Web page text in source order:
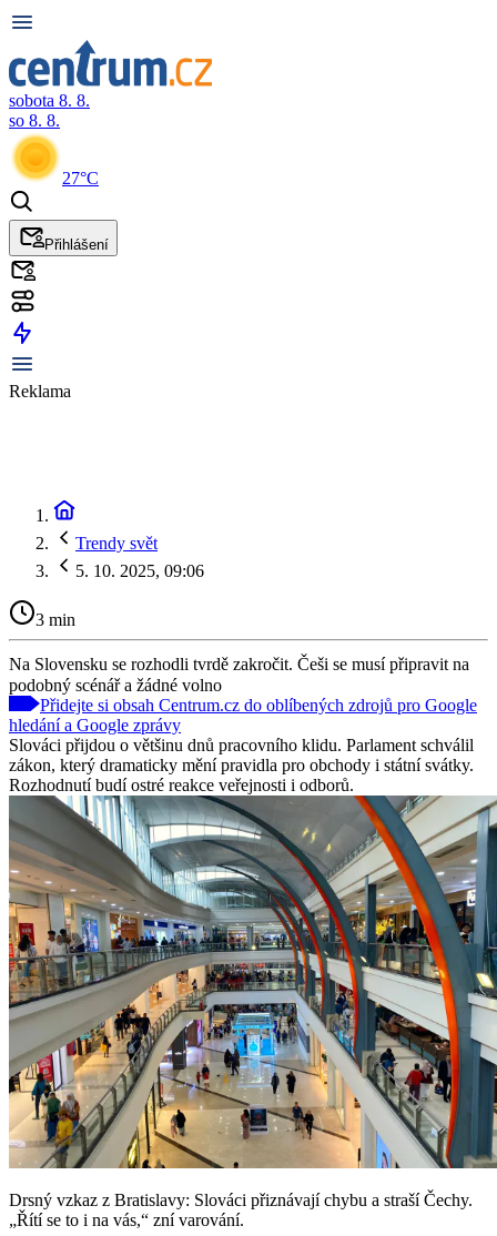
sobota 8. 8.
so 8. 8.
27°C
Přihlášení
Reklama
Trendy svět
5. 10. 2025, 09:06
3 min
Na Slovensku se rozhodli tvrdě zakročit. Češi se musí připravit na
podobný scénář a žádné volno
Přidejte si obsah Centrum.cz do oblíbených zdrojů pro Google
hledání a Google zprávy
Slováci přijdou o většinu dnů pracovního klidu. Parlament schválil
zákon, který dramaticky mění pravidla pro obchody i státní svátky.
Rozhodnutí budí ostré reakce veřejnosti i odborů.
Drsný vzkaz z Bratislavy: Slováci přiznávají chybu a straší Čechy.
„Řítí se to i na vás,“ zní varování.